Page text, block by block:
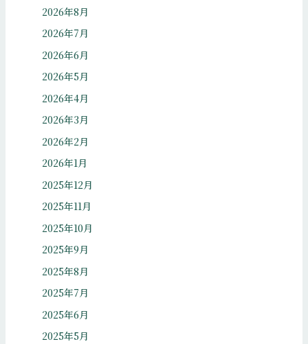
2026年8月
2026年7月
2026年6月
2026年5月
2026年4月
2026年3月
2026年2月
2026年1月
2025年12月
2025年11月
2025年10月
2025年9月
2025年8月
2025年7月
2025年6月
2025年5月